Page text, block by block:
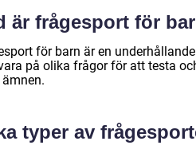
är frågesport för
för barn är en
på olika frågor för att testa
typer av